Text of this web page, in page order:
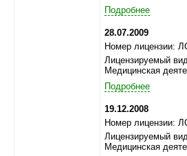
Подробнее
28.07.2009
Номер лицензии:
Лицензируемый
Медицинская
Подробнее
19.12.2008
Номер лицензии:
Лицензируемый
Медицинская